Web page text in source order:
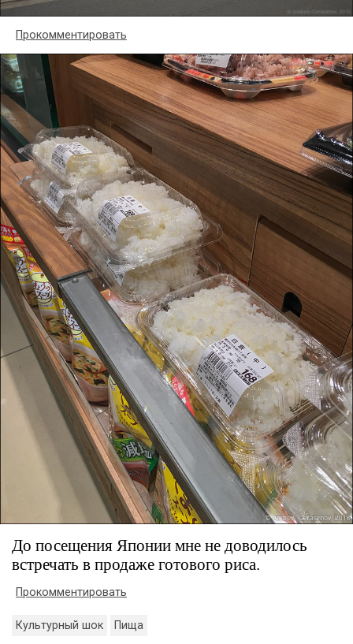
Прокомментировать
До посещения Японии мне не доводилось
встречать в продаже готового риса.
Прокомментировать
Культурный шок Пища